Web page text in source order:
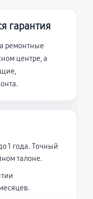
гарантия
ремонтные
центре, а
1 года. Точный
талоне.